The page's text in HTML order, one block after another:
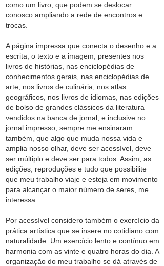
como um livro, que podem se deslocar
conosco ampliando a rede de encontros e
trocas.
A página impressa que conecta o desenho e a
escrita, o texto e a imagem, presentes nos
livros de histórias, nas enciclopédias de
conhecimentos gerais, nas enciclopédias de
arte, nos livros de culinária, nos atlas
geográficos, nos livros de idiomas, nas edições
de bolso de grandes clássicos da literatura
vendidos na banca de jornal, e inclusive no
jornal impresso, sempre me ensinaram
também, que algo que muda nossa vida e
amplia nosso olhar, deve ser acessível, deve
ser múltiplo e deve ser para todos. Assim, as
edições, reproduções e tudo que possibilite
que meu trabalho viaje e esteja em movimento
para alcançar o maior número de seres, me
interessa.
Por acessível considero também o exercício da
prática artística que se insere no cotidiano com
naturalidade. Um exercício lento e contínuo em
harmonia com as vinte e quatro horas do dia. A
organização do meu trabalho se dá através de